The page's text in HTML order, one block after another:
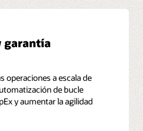
de NOC en Digicel
cerrado: es lo que falta en
garantía
operaciones a escala de
de bucle
y aumentar la agilidad